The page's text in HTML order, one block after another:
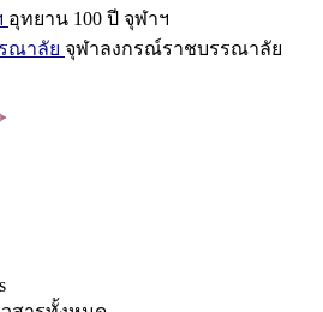
อุทยาน 100 ปี จุฬาฯ
ณาลัย จุฬาลงกรณ์ราชบรรณาลัย